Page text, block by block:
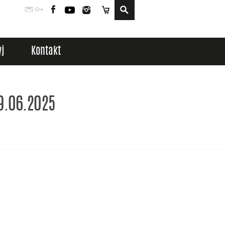
PocztaLogowanie
FacebookYouTubeInstagram
Sklep
Kontakt